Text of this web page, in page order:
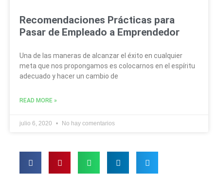
Recomendaciones Prácticas para
Pasar de Empleado a Emprendedor
Una de las maneras de alcanzar el éxito en cualquier
meta que nos propongamos es colocarnos en el espíritu
adecuado y hacer un cambio de
READ MORE »
julio 6, 2020 No hay comentarios